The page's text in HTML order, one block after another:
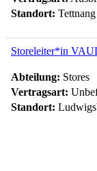
Standort: Tettnang
Storeleiter*in
Abteilung: Stores
Vertragsart:
Standort: